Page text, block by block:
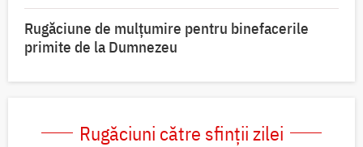
Rugăciune de mulțumire pentru binefacerile
primite de la Dumnezeu
Rugăciuni către sfinții zilei